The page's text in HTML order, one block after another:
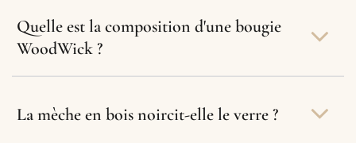
Quelle est la composition d'une bougie
WoodWick ?
La mèche en bois noircit-elle le verre ?